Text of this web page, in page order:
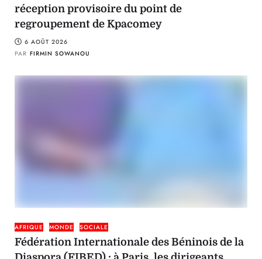
réception provisoire du point de
regroupement de Kpacomey
6 AOÛT 2026
PAR FIRMIN SOWANOU
AFRIQUE MONDE SOCIALE
Fédération Internationale des Béninois de la